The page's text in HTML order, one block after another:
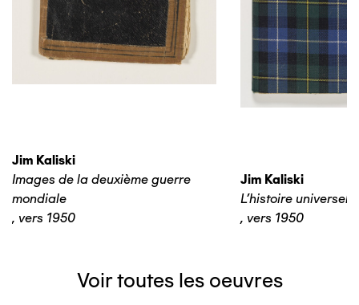
Jim Kaliski
Images de la deuxième guerre
mondiale
, vers 1950
Jim Kaliski
L’histoire universelle
, vers 1950
Voir toutes les oeuvres